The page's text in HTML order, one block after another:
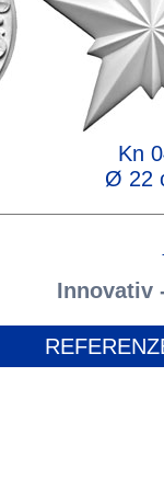
Kn
Ø 22
Innovativ